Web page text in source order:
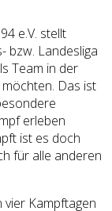
e.V. stellt
bzw. Landesliga
Team in der
Das ist
erleben
ist es doch
für alle anderen
Kampftagen